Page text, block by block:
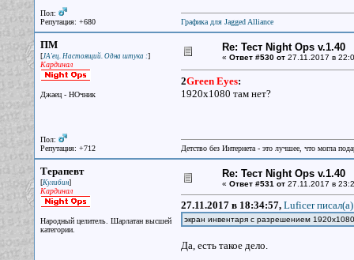
Пол:
Репутация: +680
Графика для Jagged Alliance
ПМ
[JA'ец. Настоящий. Одна штука :]
Кардинал
Джаец - НОчник
Пол:
Репутация: +712
Re: Тест Night Ops v.1.40
« Ответ #530 от27.11.2017 в
2Green Eyes:
1920х1080 там нет?
Детство без Интернета - это лучшее, что могла
Терапевт
[Кулибин]
Кардинал
Народный целитель. Шарлатан высшей
категории.
Re: Тест Night Ops v.1.40
« Ответ #531 от27.11.2017 в
27.11.2017 в 18:34:57, Luficer писал(a)
экран инвентаря с разрешением
Да, есть такое дело.